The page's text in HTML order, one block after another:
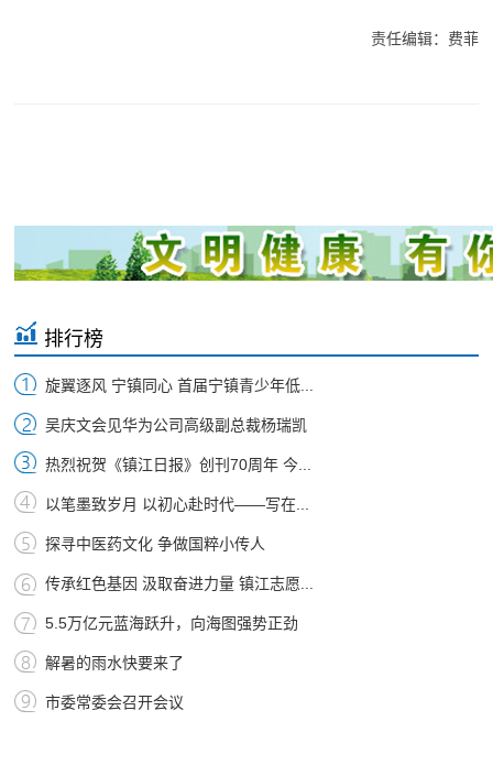
责任编辑：费菲
排行榜
旋翼逐风 宁镇同心 首届宁镇青少年低...
吴庆文会见华为公司高级副总裁杨瑞凯
热烈祝贺《镇江日报》创刊70周年 今...
以笔墨致岁月 以初心赴时代——写在...
探寻中医药文化 争做国粹小传人
传承红色基因 汲取奋进力量 镇江志愿...
5.5万亿元蓝海跃升，向海图强势正劲
解暑的雨水快要来了
市委常委会召开会议